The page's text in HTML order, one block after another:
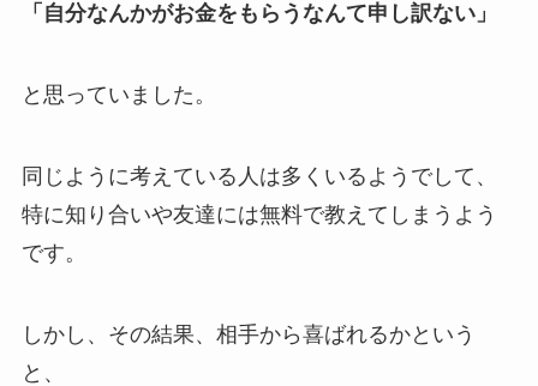
「自分なんかがお金をもらうなんて申し訳ない」
と思っていました。
同じように考えている人は多くいるようでして、
特に知り合いや友達には無料で教えてしまうよう
です。
しかし、その結果、相手から喜ばれるかという
と、